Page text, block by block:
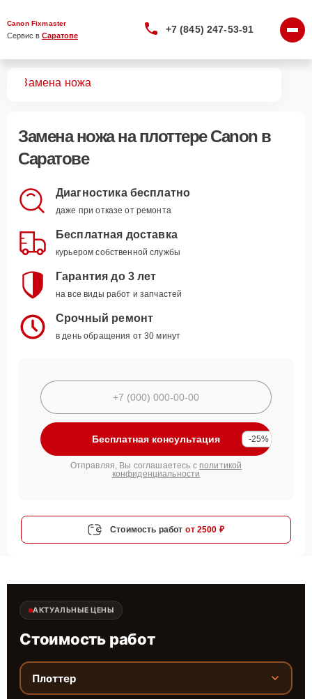
Canon Fixmaster
Сервис в Саратове
+7 (845) 247-53-91
Замена ножа
Замена ножана плоттере Canon в
Саратове
Диагностика бесплатно
даже при отказе от ремонта
Бесплатная доставка
курьером собственной службы
Гарантия до 3 лет
на все виды работ и запчастей
Срочный ремонт
в день обращения от 30 минут
Бесплатная консультация -25%
Отправляя, Вы соглашаетесь с политикой
конфиденциальности
Стоимость работ от 2500 ₽
АКТУАЛЬНЫЕ ЦЕНЫ
Стоимость работ
Плоттер